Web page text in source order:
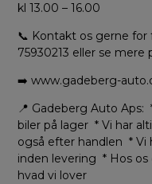
kl 13.00 – 16.00
📞 Kontakt os gerne
75930213 eller se mere
➡️ www.gadeberg-
📍 Gadeberg Auto
biler på lager * Vi har
også efter handlen *
inden levering * Hos os
hvad vi lover